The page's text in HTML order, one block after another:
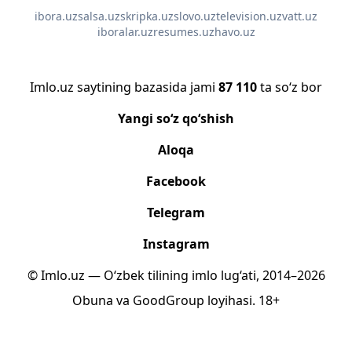
ibora.uzsalsa.uzskripka.uzslovo.uztelevision.uzvatt.uz
iboralar.uzresumes.uzhavo.uz
Imlo.uz saytining bazasida jami 87 110ta so‘z bor
Yangi so‘z qo‘shish
Aloqa
Facebook
Telegram
Instagram
© Imlo.uz — O‘zbek tilining imlo lug‘ati, 2014–2026
Obuna va GoodGroup loyihasi. 18+